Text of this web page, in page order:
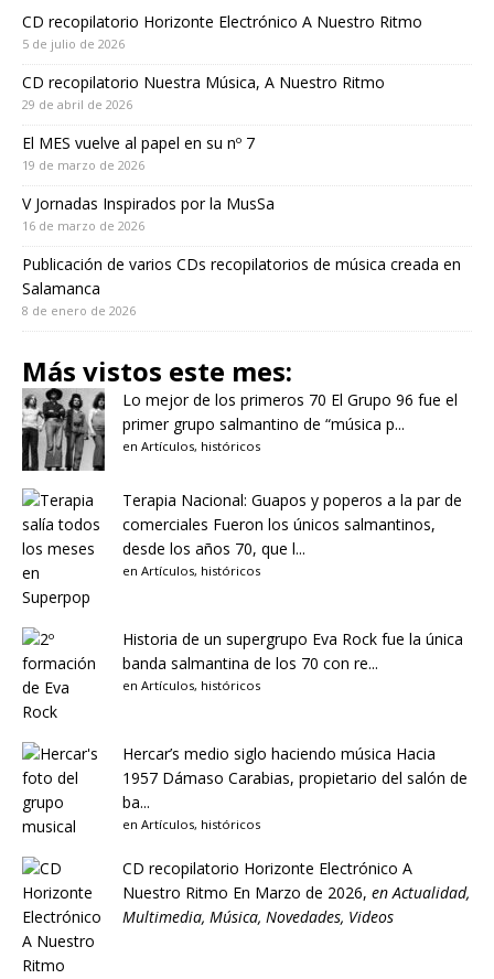
CD recopilatorio Horizonte Electrónico A Nuestro Ritmo
5 de julio de 2026
CD recopilatorio Nuestra Música, A Nuestro Ritmo
29 de abril de 2026
El MES vuelve al papel en su nº 7
19 de marzo de 2026
V Jornadas Inspirados por la MusSa
16 de marzo de 2026
Publicación de varios CDs recopilatorios de música creada en
Salamanca
8 de enero de 2026
Más vistos este mes:
Lo mejor de los primeros 70 El Grupo 96 fue el
primer grupo salmantino de “música p...
en Artículos, históricos
Terapia Nacional: Guapos y poperos a la par de
comerciales Fueron los únicos salmantinos,
desde los años 70, que l...
en Artículos, históricos
Historia de un supergrupo Eva Rock fue la única
banda salmantina de los 70 con re...
en Artículos, históricos
Hercar’s medio siglo haciendo música Hacia
1957 Dámaso Carabias, propietario del salón de
ba...
en Artículos, históricos
CD recopilatorio Horizonte Electrónico A
Nuestro Ritmo En Marzo de 2026, enActualidad,
Multimedia, Música, Novedades, Videos